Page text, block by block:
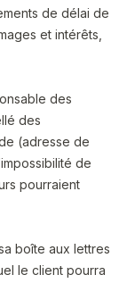
de délai de
et intérêts,
des
des
(adresse de
de
pourraient
boîte aux lettres
le client pourra